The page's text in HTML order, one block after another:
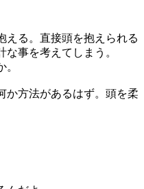
る。直接頭を抱えられる
事を考えてしまう。
方法があるはず。頭を柔